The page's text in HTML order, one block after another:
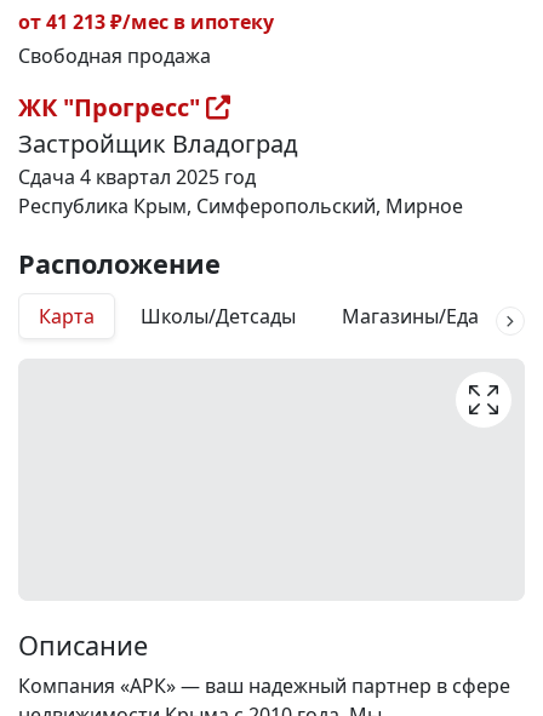
от 41 213 ₽/мес в ипотеку
Свободная продажа
ЖК "Прогресс"
Застройщик Владоград
Сдача 4 квартал 2025 год
Республика Крым, Симферопольский, Мирное
Расположение
Карта Школы/Детсады Магазины/Еда
Описание
Компания «АРК» — ваш надежный партнер в сфере